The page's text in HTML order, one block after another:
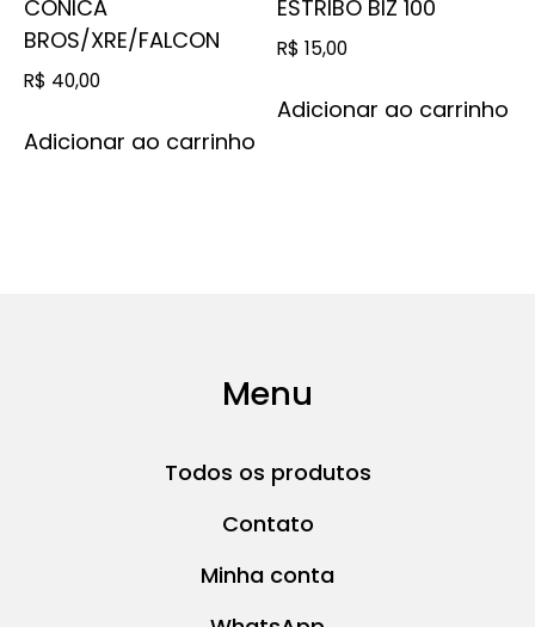
CONICA
BROS/XRE/FALCON
R$ 40,00
Adicionar ao carrinho
ESTRIBO BIZ 100
R$ 15,00
Adicionar ao carrinho
Menu
Todos os produtos
Contato
Minha conta